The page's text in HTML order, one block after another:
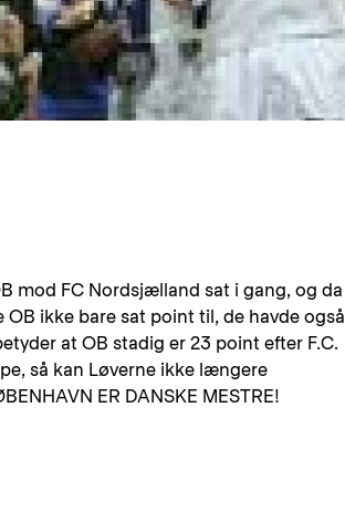
mod FC Nordsjælland sat i gang, og da
ikke bare sat point til, de havde også
at OB stadig er 23 point efter F.C.
så kan Løverne ikke længere
ER DANSKE MESTRE!